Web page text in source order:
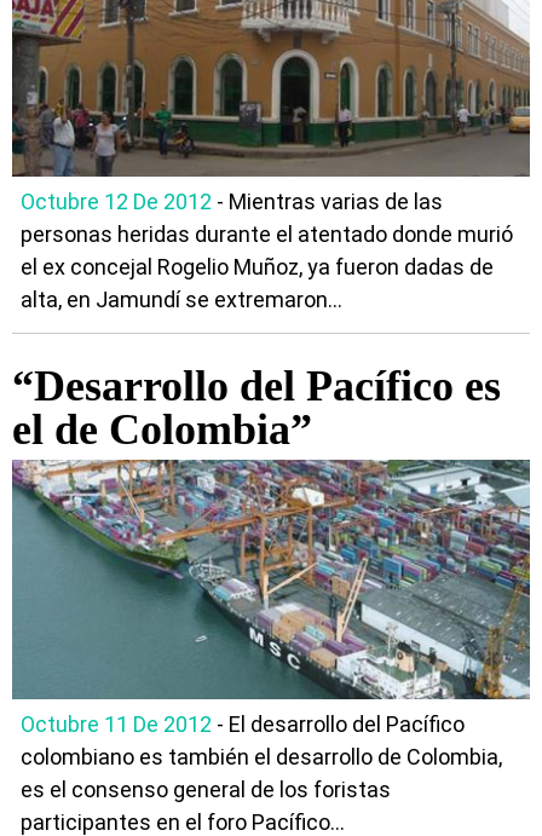
Octubre 12 De 2012 - Mientras varias de las
personas heridas durante el atentado donde murió
el ex concejal Rogelio Muñoz, ya fueron dadas de
alta, en Jamundí se extremaron...
“Desarrollo del Pacífico es
el de Colombia”
Octubre 11 De 2012 - El desarrollo del Pacífico
colombiano es también el desarrollo de Colombia,
es el consenso general de los foristas
participantes en el foro Pacífico...